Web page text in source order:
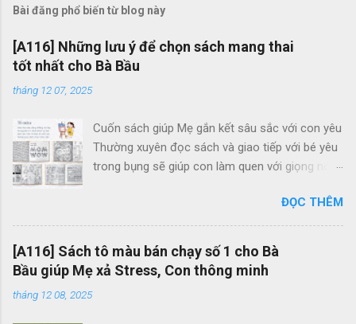
Bài đăng phổ biến từ blog này
[A116] Những lưu ý để chọn sách mang thai
tốt nhất cho Bà Bầu
tháng 12 07, 2025
Cuốn sách giúp Mẹ gắn kết sâu sắc với con yêu
Thường xuyên đọc sách và giao tiếp với bé yêu
trong bụng sẽ giúp con làm quen với giọng nói
Thông qua những trang sách, Mẹ cũng có thể
giúp con cảm nhận và khám phá thế giới bao la,
tươi đẹp bên ngoài. Mẹ Bầu Zui và Hành Trình
Mang Thai chính là 2 cuốn sách giúp Mẹ tận
hưởng những giây phút thư giãn, hạnh phúc bên
ĐỌC THÊM
[A116] Sách tô màu bán chạy số 1 cho Bà
Bầu giúp Mẹ xả Stress, Con thông minh
tháng 12 08, 2025